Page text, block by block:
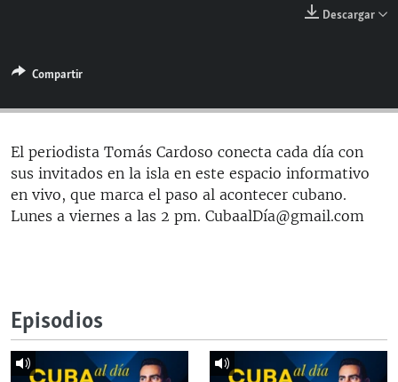
ESPECIALES
LA REALIDAD DE LA VIVIENDA EN CUBA
SER VIEJO EN CUBA
KENTU-CUBANO
LOS SANTOS DE HIALEAH
MULTIMEDIA
EDITORIALES
SÍGUENOS
Descargar
Compartir
El periodista Tomás Cardoso conecta cada día con
sus invitados en la isla en este espacio informativo
en vivo, que marca el paso al acontecer cubano.
Lunes a viernes a las 2 pm. CubaalDía@gmail.com
Episodios